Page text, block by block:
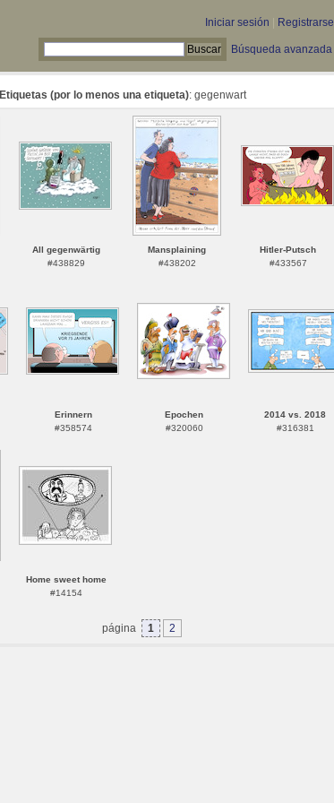
Iniciar sesión Registrarse
Búsqueda avanzada
Etiquetas (por lo menos una etiqueta): gegenwart
All gegenwärtig
#438829
Mansplaining
#438202
Hitler-Putsch
#433567
Erinnern
#358574
Epochen
#320060
2014 vs. 2018
#316381
Home sweet home
#14154
página 1 2